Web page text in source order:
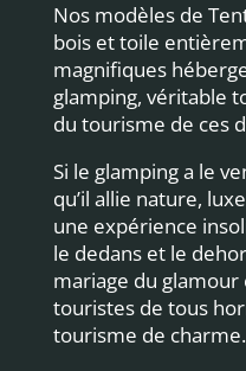
Nos modèles de
bois et toile
magnifiques
glamping, véritable
du tourisme de ces
Si le glamping a le
qu’il allie nature,
une expérience
le dedans et le
mariage du
touristes de tous
tourisme de charme.